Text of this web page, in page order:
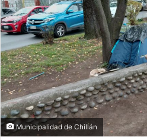
Municipalidad de Chillán